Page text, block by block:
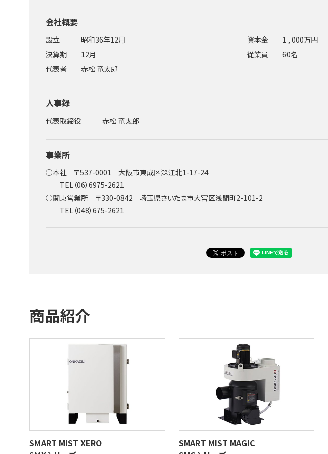
会社概要
設立 昭和36年12月 資本金
1 , 000万円
決算期
12月 従業員
60名
代表者
赤松 竜太郎
人事録
代表取締役 赤松 竜太郎
事業所
○本社 〒537-0001 大阪市東成区深江北1-17-24
TEL（06）6975-2621
○関東営業所 〒330-0842 埼玉県さいたま市大宮区浅間町2-101-2
TEL（048）675-2621
商品紹介
SMART MIST XERO
SMART MIST MAGIC